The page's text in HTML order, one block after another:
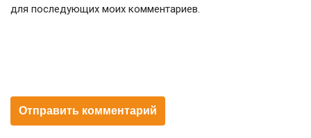
для последующих моих комментариев.